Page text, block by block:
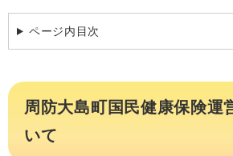
ページ内目次
周防大島町国民健康保険運
いて